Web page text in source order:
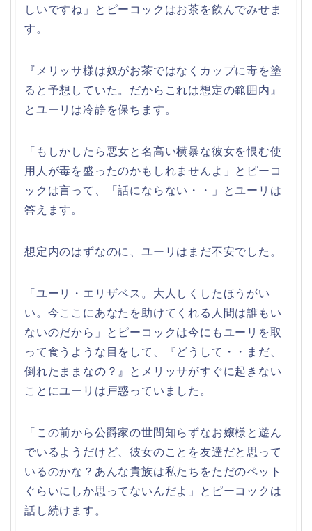
しいですね」とピーコックはお茶を飲んでみせま
す。
『メリッサ様は奴がお茶ではなくカップに毒を塗
ると予想していた。だからこれは想定の範囲内』
とユーリは冷静を保ちます。
「もしかしたら悪女と名高い横暴な彼女を恨む使
用人が毒を盛ったのかもしれませんよ」とピーコ
ックは言って、「話にならない・・」とユーリは
答えます。
想定内のはずなのに、ユーリはまだ不安でした。
「ユーリ・エリザベス。大人しくしたほうがい
い。今ここにあなたを助けてくれる人間は誰もい
ないのだから」とピーコックは今にもユーリを取
って食うような目をして、『どうして・・まだ、
倒れたままなの？』とメリッサがすぐに起きない
ことにユーリは戸惑っていました。
「この前から公爵家の世間知らずなお嬢様と遊ん
でいるようだけど、彼女のことを友達だと思って
いるのかな？あんな貴族は私たちをただのペット
ぐらいにしか思ってないんだよ」とピーコックは
話し続けます。